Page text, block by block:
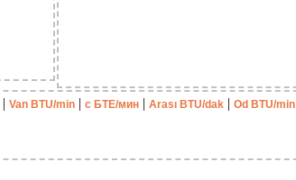
Van BTU/min с БТЕ/мин Arası BTU/dak Od BTU/min